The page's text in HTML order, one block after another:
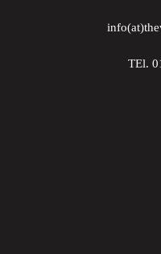
TEl.